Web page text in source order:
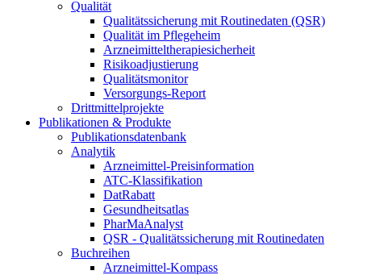
Qualität
Qualitätssicherung mit Routinedaten (QSR)
Qualität im Pflegeheim
Arzneimitteltherapiesicherheit
Risikoadjustierung
Qualitätsmonitor
Versorgungs-Report
Drittmittelprojekte
Publikationen & Produkte
Publikationsdatenbank
Analytik
Arzneimittel-Preisinformation
ATC-Klassifikation
DatRabatt
Gesundheitsatlas
PharMaAnalyst
QSR - Qualitätssicherung mit Routinedaten
Buchreihen
Arzneimittel-Kompass